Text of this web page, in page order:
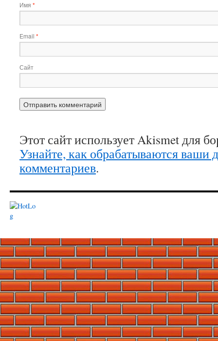
Имя *
Email *
Сайт
Этот сайт использует Akismet для
Узнайте, как обрабатываются ваши
комментариев.